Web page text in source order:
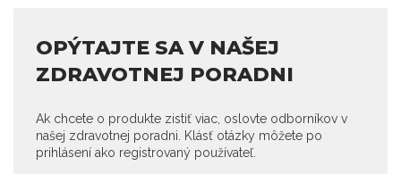
OPÝTAJTE SA V NAŠEJ
ZDRAVOTNEJ PORADNI
Ak chcete o produkte zistiť viac, oslovte odborníkov v
našej zdravotnej poradni. Klásť otázky môžete po
prihlásení ako registrovaný používateľ.